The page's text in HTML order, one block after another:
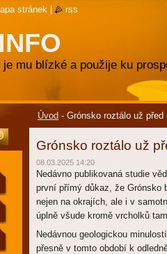
mu blízké a použije ku
Úvod - Grónsko roztálo už před
Grónsko roztálo už
08.03.2025 14:20
Nedávno publikovaná studie
první přímý důkaz, že Grónsko
nejen na okrajích, ale i v
úplně všude kromě vrcholků
Nedávnou geologickou
přesně v tomto období k
stránek rss